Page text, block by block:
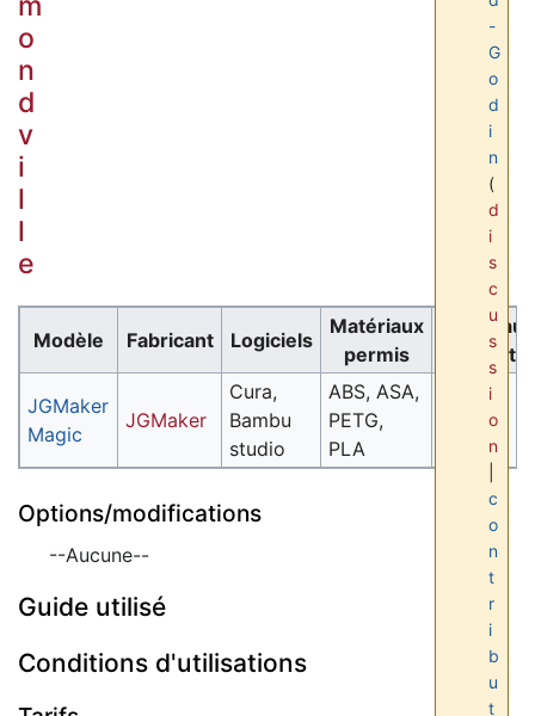
-
G
o
d
i
n
(
d
i
s
c
u
s
s
i
o
n
c
o
n
t
r
i
b
u
t
o
n
d
v
i
l
l
e
Modèle Fabricant Logiciels
Matériaux
permis
Matériaux
interdits
JGMaker
Magic
JGMaker
Cura,
Bambu
studio
ABS, ASA,
PETG,
PLA
Options/modifications
--Aucune--
Guide utilisé
Conditions d'utilisations